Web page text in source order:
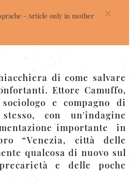
×
- Article only in mother
di come salvare
Ettore Camuffo,
e compagno di
con un'indagine
importante in
“Venezia, città delle
qualcosa di nuovo sul
e delle poche